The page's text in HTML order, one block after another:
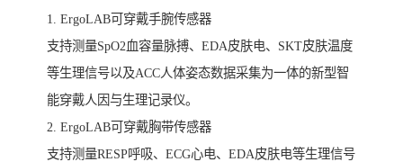
1. ErgoLAB可穿戴手腕传感器
支持测量SpO2血容量脉搏、EDA皮肤电、SKT皮肤温度
等生理信号以及ACC人体姿态数据采集为一体的新型智
能穿戴人因与生理记录仪。
2. ErgoLAB可穿戴胸带传感器
支持测量RESP呼吸、ECG心电、EDA皮肤电等生理信号